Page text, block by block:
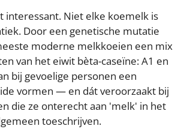
interessant. Niet elke koemelk is
Door een genetische mutatie
moderne melkkoeien een mix
van het eiwit bèta-caseïne: A1 en
bij gevoelige personen een
vormen — en dát veroorzaakt bij
die ze onterecht aan 'melk' in het
toeschrijven.